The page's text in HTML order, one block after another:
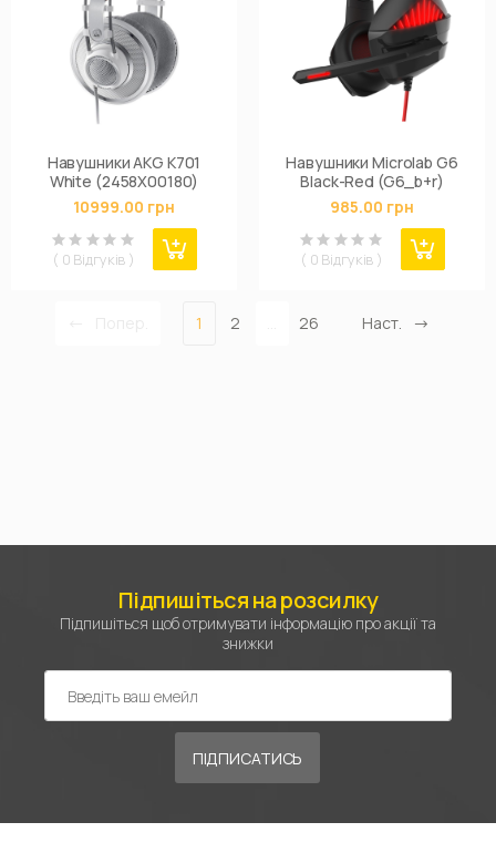
Навушники AKG K701
White (2458X00180)
10999.00 грн
( 0 Відгуків )
Навушники Microlab G6
Black-Red (G6_b+r)
985.00 грн
( 0 Відгуків )
1 2 26 Наст.
Підпишіться на розсилку
Підпишіться щоб отримувати інформацію про акції та
знижки
ПІДПИСАТИСЬ